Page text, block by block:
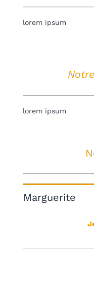
lorem ipsum
lorem ipsum
Marguerite